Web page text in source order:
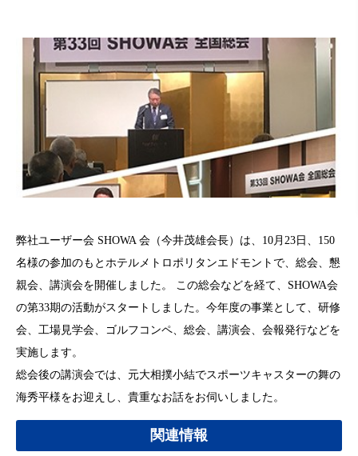
弊社ユーザー会 SHOWA 会（今井茂雄会長）は、10月23日、150
名様の参加のもとホテルメトロポリタンエドモントで、総会、懇
親会、講演会を開催しました。 この総会などを経て、SHOWA会
の第33期の活動がスタートしました。今年度の事業として、研修
会、工場見学会、ゴルフコンペ、総会、講演会、会報発行などを
実施します。
総会後の講演会では、元大相撲小結でスポーツキャスターの舞の
海秀平様をお迎えし、貴重なお話をお伺いしました。
関連情報